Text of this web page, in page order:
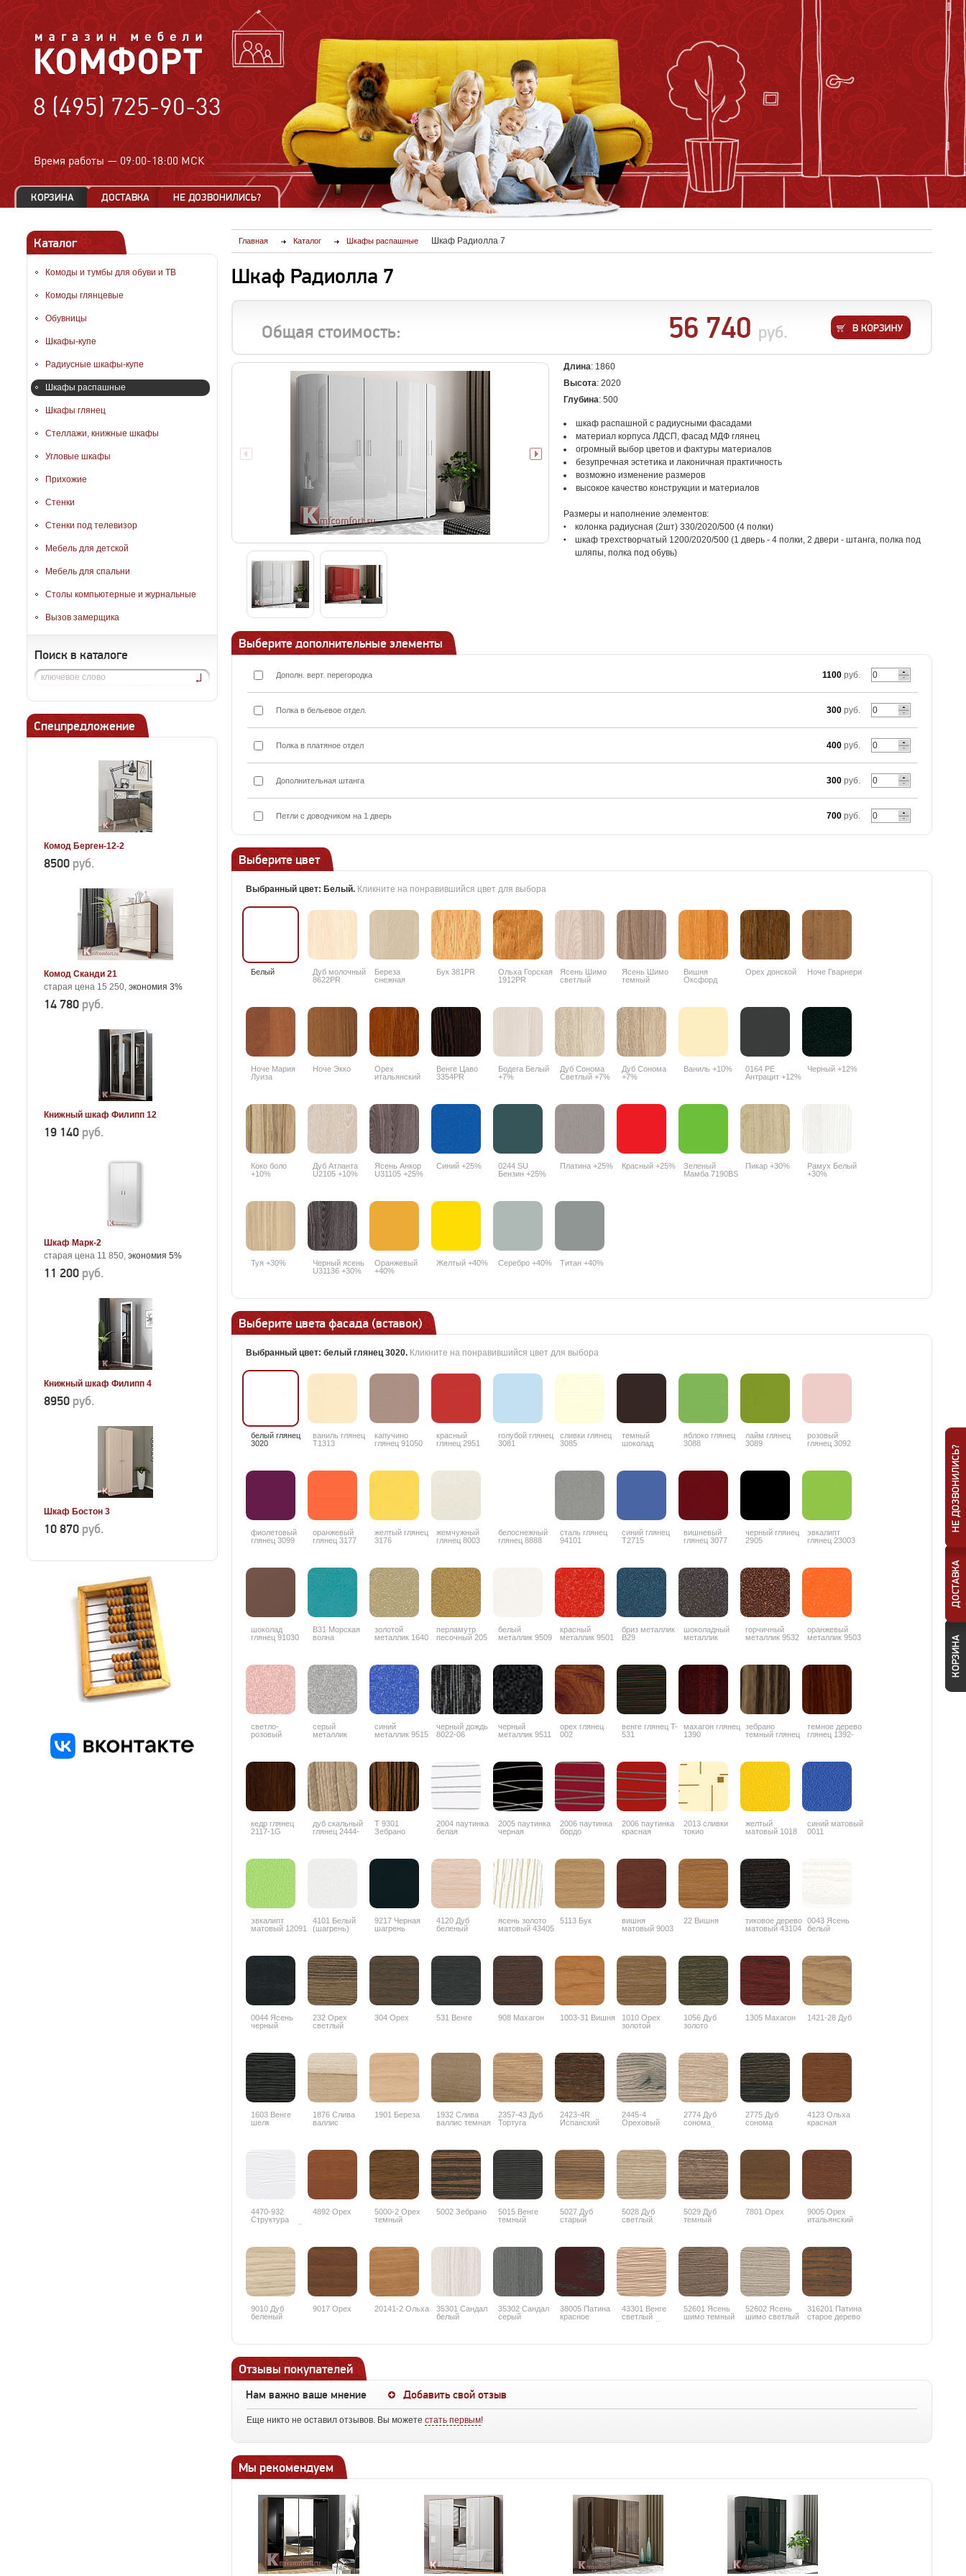
8 (495) 725-90-33
Время работы — 09:00-18:00 МСК
Каталог
Комоды и тумбы для обуви и ТВ
Комоды глянцевые
Обувницы
Шкафы-купе
Радиусные шкафы-купе
Шкафы распашные
Шкафы глянец
Стеллажи, книжные шкафы
Угловые шкафы
Прихожие
Стенки
Стенки под телевизор
Мебель для детской
Мебель для спальни
Столы компьютерные и журнальные
Вызов замерщика
Поиск в каталоге
Спецпредложение
Комод Берген-12-2
8500 руб.
Комод Сканди 21
старая цена 15 250, экономия 3%
14 780 руб.
Книжный шкаф Филипп 12
19 140 руб.
Шкаф Марк-2
старая цена 11 850, экономия 5%
11 200 руб.
Книжный шкаф Филипп 4
8950 руб.
Шкаф Бостон 3
10 870 руб.
Главная Каталог Шкафы распашные Шкаф Радиолла 7
Шкаф Радиолла 7
Общая стоимость: 56 740 руб.
Длина: 1860
Высота: 2020
Глубина: 500
шкаф распашной с радиусными фасадами
материал корпуса ЛДСП, фасад МДФ глянец
огромный выбор цветов и фактуры материалов
безупречная эстетика и лаконичная практичность
возможно изменение размеров
высокое качество конструкции и материалов
Размеры и наполнение элементов:
колонка радиусная (2шт) 330/2020/500 (4 полки)
шкаф трехстворчатый 1200/2020/500 (1 дверь - 4 полки, 2 двери - штанга, полка под
шляпы, полка под обувь)
Выберите дополнительные элементы
Дополн. верт. перегородка 1100 руб.
Полка в бельевое отдел. 300 руб.
Полка в платяное отдел 400 руб.
Дополнительная штанга 300 руб.
Петли с доводчиком на 1 дверь 700 руб.
Выберите цвет
Выбранный цвет: Белый. Кликните на понравившийся цвет для выбора
Белый
Дуб молочный
8622PR
Береза
снежная
Бук 381PR
Ольха Горская
1912PR
Ясень Шимо
светлый
Ясень Шимо
темный
Вишня
Оксфорд
Орех донской Ноче Гварнери
Ноче Мария
Луиза
Ноче Экко
Орех
итальянский
Венге Цаво
3354PR
Бодега Белый
+7%
Дуб Сонома
Светлый +7%
Дуб Сонома
+7%
Ваниль +10%
0164 РЕ
Антрацит +12%
Черный +12%
Коко боло
+10%
Дуб Атланта
U2105 +10%
Ясень Анкор
U31105 +25%
Синий +25%
0244 SU
Бензин +25%
Платина +25% Красный +25%
Зеленый
Мамба 7190BS
Пикар +30%
Рамух Белый
+30%
Туя +30%
Черный ясень
U31136 +30%
Оранжевый
+40%
Желтый +40% Серебро +40% Титан +40%
Выберите цвета фасада (вставок)
Выбранный цвет: белый глянец 3020. Кликните на понравившийся цвет для выбора
белый глянец
3020
ваниль глянец
T1313
капучино
глянец 91050
красный
глянец 2951
голубой глянец
3081
сливки глянец
3085
темный
шоколад
яблоко глянец
3088
лайм глянец
3089
розовый
глянец 3092
фиолетовый
глянец 3099
оранжевый
глянец 3177
желтый глянец
3176
жемчужный
глянец 8003
белоснежный
глянец 8888
сталь глянец
94101
синий глянец
T2715
вишневый
глянец 3077
черный глянец
2905
эвкалипт
глянец 23003
шоколад
глянец 91030
В31 Морская
волна
золотой
металлик 1640
перламутр
песочный 205
белый
металлик 9509
красный
металлик 9501
бриз металлик
B29
шоколадный
металлик
горчичный
металлик 9532
оранжевый
металлик 9503
светло-
розовый
серый
металлик
синий
металлик 9515
черный дождь
8022-06
черный
металлик 9511
орех глянец
002
венге глянец T-
531
махагон глянец
1390
зебрано
темный глянец
темное дерево
глянец 1392-
кедр глянец
2117-1G
дуб скальный
глянец 2444-
Т 9301
Зебрано
2004 паутинка
белая
2005 паутинка
черная
2006 паутинка
бордо
2006 паутинка
красная
2013 сливки
токио
желтый
матовый 1018
синий матовый
0011
эвкалипт
матовый 12091
4101 Белый
(шагрень)
9217 Черная
шагрень
4120 Дуб
беленый
ясень золото
матовый 43405
5113 Бук
вишня
матовый 9003
22 Вишня
тиковое дерево
матовый 43104
0043 Ясень
белый
0044 Ясень
черный
232 Орех
светлый
304 Орех 531 Венге 908 Махагон 1003-31 Вишня
1010 Орех
золотой
1056 Дуб
золото
1305 Махагон 1421-28 Дуб
1603 Венге
шелк
1876 Слива
валлис
1901 Береза
1932 Слива
валлис темная
2357-43 Дуб
Тортуга
2423-4R
Испанский
2445-4
Ореховый
2774 Дуб
сонома
светлый
2775 Дуб
сонома
темный
4123 Ольха
красная
4470-932
Структура
дерева белый
4892 Орех
5000-2 Орех
темный
5002 Зебрано
5015 Венге
темный
5027 Дуб
старый
5028 Дуб
светлый
5029 Дуб
темный
7801 Орех
9005 Орех
итальянский
9010 Дуб
беленый
9017 Орех 20141-2 Ольха
35301 Сандал
белый
35302 Сандал
серый
38005 Патина
красное
43301 Венге
светлый
рифленый
52601 Ясень
шимо темный
52602 Ясень
шимо светлый
316201 Патина
старое дерево
Отзывы покупателей
Нам важно ваше мнение Добавить свой отзыв
Еще никто не оставил отзывов. Вы можете стать первым!
Мы рекомендуем